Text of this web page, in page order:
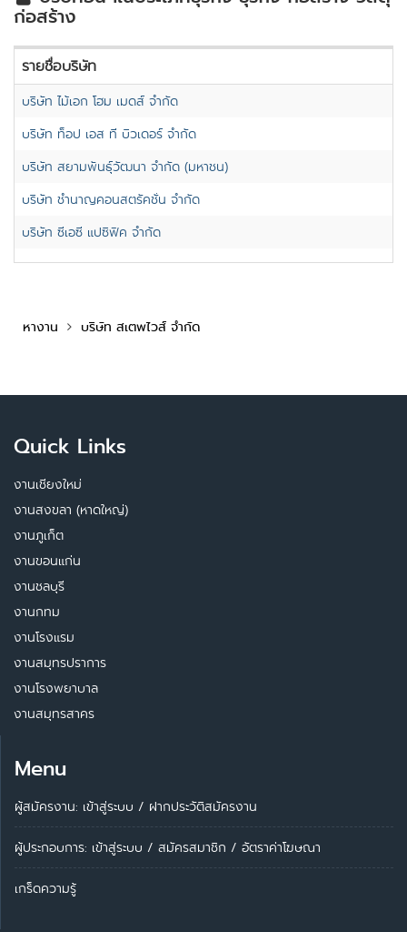
ก่อสร้าง
รายชื่อบริษัท
บริษัท ไม้เอก โฮม เมดส์ จำกัด
บริษัท ท็อป เอส ที บิวเดอร์ จำกัด
บริษัท สยามพันธุ์วัฒนา จำกัด (มหาชน)
บริษัท ชำนาญคอนสตรัคชั่น จำกัด
บริษัท ซีเอซี แปซิฟิค จำกัด
หางาน บริษัท สเตพไวส์ จำกัด
Quick Links
งานเชียงใหม่
งานสงขลา (หาดใหญ่)
งานภูเก็ต
งานขอนแก่น
งานชลบุรี
งานกทม
งานโรงแรม
งานสมุทรปราการ
งานโรงพยาบาล
งานสมุทรสาคร
Menu
ผู้สมัครงาน: เข้าสู่ระบบ / ฝากประวัติสมัครงาน
ผู้ประกอบการ: เข้าสู่ระบบ / สมัครสมาชิก / อัตราค่าโฆษณา
เกร็ดความรู้